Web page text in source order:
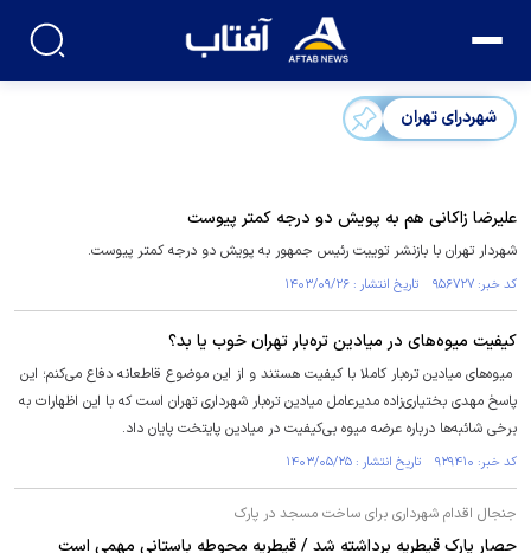
شهردرای تهران
علیرضا زاکانی هم به پویش دو درجه کمتر پیوست
شهردار تهران با بازنشر توییت رئیس جمهور به پویش دو درجه کمتر پیوست.
کد خبر: ۹۵۶۷۲۷ تاریخ انتشار : ۱۴۰۳/۰۹/۲۶
کیفیت میوه‌های در میادین تره‌بار تهران خوب یا بد؟
میوه‌های میادین تره‌بار کاملا با کیفیت هستند و از این موضوع قاطعانه دفاع می‌کنم؛ این
پاسخ مهدی بختیاری‌زاده مدیرعامل میادین تره‌بار شهرداری تهران است که با این اظهارات به
برخی شائبه‌ها درباره عرضه میوه بی‌کیفیت در میادین پایتخت پایان داد.
کد خبر: ۹۲۹۴۱۰ تاریخ انتشار : ۱۴۰۳/۰۵/۲۵
جنجال اقدام شهرداری برای ساخت مسجد در پارک
حصار پارک قیطریه برداشته شد / قیطریه محوطه باستانی مهمی است